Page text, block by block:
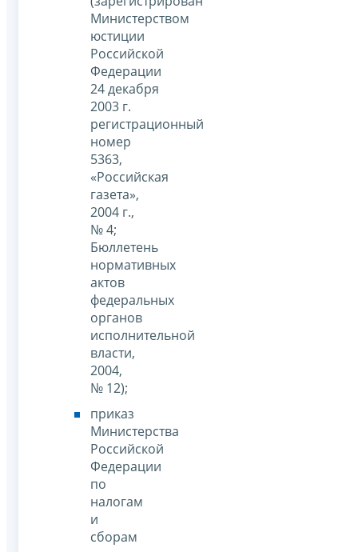
Министерством
юстиции
Российской
Федерации
24 декабря
2003 г.
регистрационный
номер
5363,
«Российская
газета»,
2004 г.,
№ 4;
Бюллетень
нормативных
актов
федеральных
органов
исполнительной
власти,
2004,
№ 12);
приказ
Министерства
Российской
Федерации
по
налогам
и
сборам